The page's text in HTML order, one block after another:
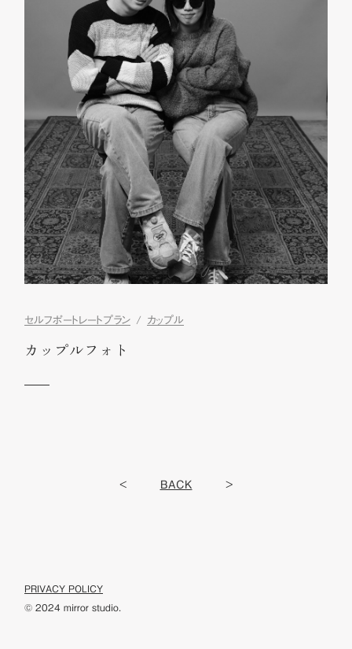
セルフポートレートプラン カップル
カップルフォト
< BACK >
PRIVACY POLICY
© 2024 mirror studio.